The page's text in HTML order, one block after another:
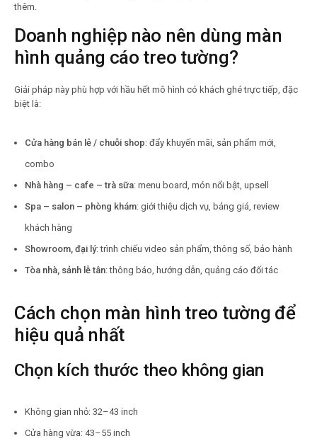
thêm.
Doanh nghiệp nào nên dùng màn
hình quảng cáo treo tường?
Giải pháp này phù hợp với hầu hết mô hình có khách ghé trực tiếp, đặc
biệt là:
Cửa hàng bán lẻ / chuỗi shop: đẩy khuyến mãi, sản phẩm mới,
combo
Nhà hàng – cafe – trà sữa: menu board, món nổi bật, upsell
Spa – salon – phòng khám: giới thiệu dịch vụ, bảng giá, review
khách hàng
Showroom, đại lý: trình chiếu video sản phẩm, thông số, bảo hành
Tòa nhà, sảnh lễ tân: thông báo, hướng dẫn, quảng cáo đối tác
Cách chọn màn hình treo tường để
hiệu quả nhất
Chọn kích thước theo không gian
Không gian nhỏ: 32–43 inch
Cửa hàng vừa: 43–55 inch